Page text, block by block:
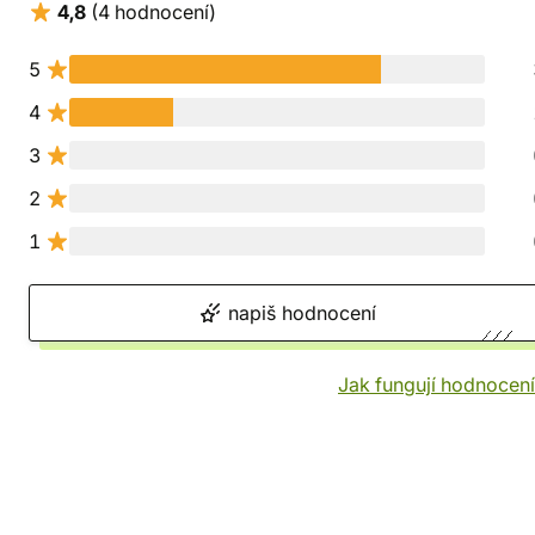
4,8 (4 hodnocení)
5
4
3
2
1
napiš hodnocení
Jak fungují